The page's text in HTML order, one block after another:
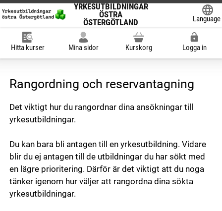
YRKESUTBILDNINGAR
ÖSTRA
ÖSTERGÖTLAND
Language
Hitta kurser Mina sidor Kurskorg Logga in
Rangordning och reservantagning
Det viktigt hur du rangordnar dina ansökningar till
yrkesutbildningar.
Du kan bara bli antagen till en yrkesutbildning. Vidare
blir du ej antagen till de utbildningar du har sökt med
en lägre prioritering. Därför är det viktigt att du noga
tänker igenom hur väljer att rangordna dina sökta
yrkesutbildningar.